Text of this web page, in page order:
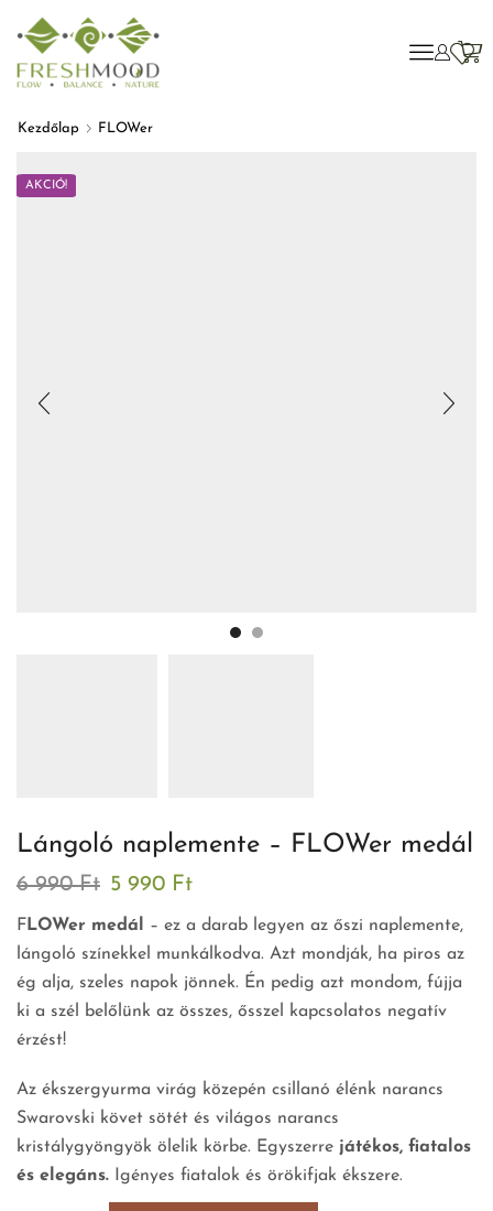
Kezdőlap FLOWer
AKCIÓ!
Lángoló naplemente – FLOWer medál
6 990Ft 5 990 Ft
F LOWer medál
– ez a darab legyen az őszi naplemente,
lángoló színekkel munkálkodva. Azt mondják, ha piros az
ég alja, szeles napok jönnek. Én pedig azt mondom, fújja
ki a szél belőlünk az összes, ősszel kapcsolatos negatív
érzést!
Az ékszergyurma virág közepén csillanó élénk narancs
Swarovski követ sötét és világos narancs
kristálygyöngyök ölelik körbe. Egyszerre játékos, fiatalos
és elegáns. Igényes fiatalok és örökifjak ékszere.